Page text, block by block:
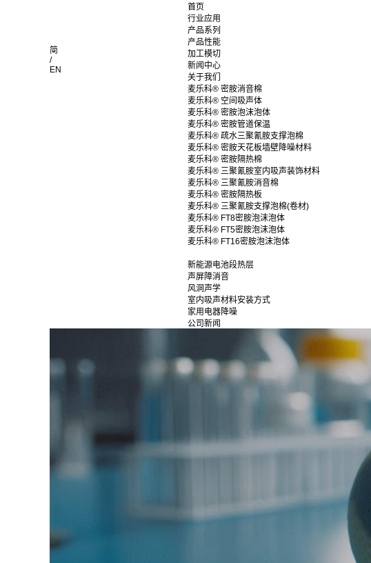
简
/
EN
首页
行业应用
产品系列
产品性能
加工模切
新闻中心
关于我们
麦乐科® 密胺消音棉
麦乐科® 空间吸声体
麦乐科® 密胺泡沫泡体
麦乐科® 密胺管道保温
麦乐科® 疏水三聚氰胺支撑泡棉
麦乐科® 密胺天花板墙壁降噪材料
麦乐科® 密胺隔热棉
麦乐科® 三聚氰胺室内吸声装饰材料
麦乐科® 三聚氰胺消音棉
麦乐科® 密胺隔热板
麦乐科® 三聚氰胺支撑泡棉(卷材)
麦乐科® FT8密胺泡沫泡体
麦乐科® FT5密胺泡沫泡体
麦乐科® FT16密胺泡沫泡体
新能源电池段热层
声屏障消音
风洞声学
室内吸声材料安装方式
家用电器降噪
公司新闻